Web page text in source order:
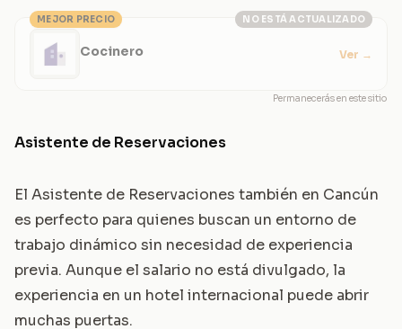
NO ESTÁ ACTUALIZADO
MEJOR PRECIO
Cocinero Ver →
Permanecerás en este sitio
Asistente de Reservaciones
El Asistente de Reservaciones también en Cancún
es perfecto para quienes buscan un entorno de
trabajo dinámico sin necesidad de experiencia
previa. Aunque el salario no está divulgado, la
experiencia en un hotel internacional puede abrir
muchas puertas.